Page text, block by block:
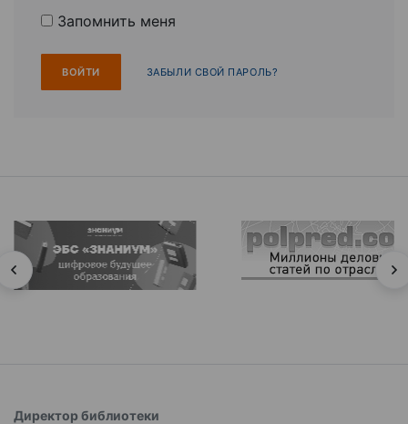
Запомнить меня
ЗАБЫЛИ СВОЙ ПАРОЛЬ?
Директор библиотеки